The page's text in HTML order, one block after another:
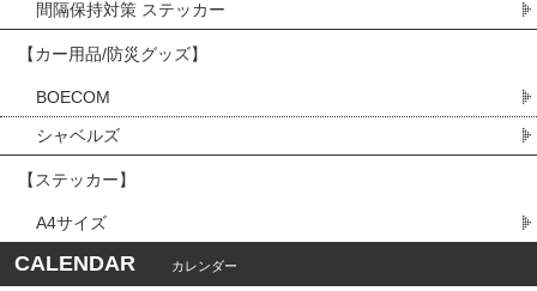
間隔保持対策 ステッカー
【カー用品/防災グッズ】
BOECOM
シャベルズ
【ステッカー】
A4サイズ
CALENDAR カレンダー